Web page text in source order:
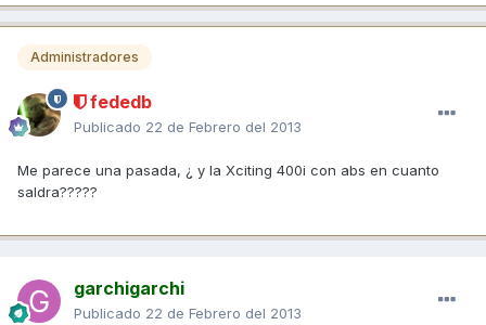
Administradores
fededb
Publicado 22 de Febrero del 2013
Me parece una pasada, ¿ y la Xciting 400i con abs en cuanto
saldra?????
garchigarchi
Publicado 22 de Febrero del 2013